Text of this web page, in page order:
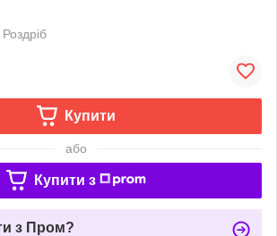
Роздріб
Купити
або
Купити з
з Пром?